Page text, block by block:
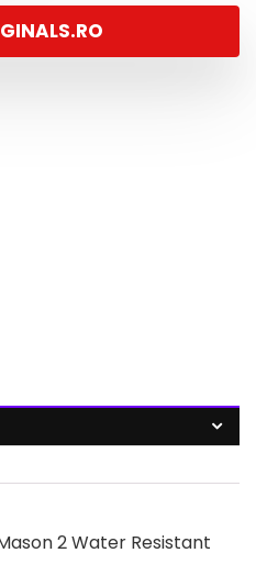
lei.
2 Water Resistant